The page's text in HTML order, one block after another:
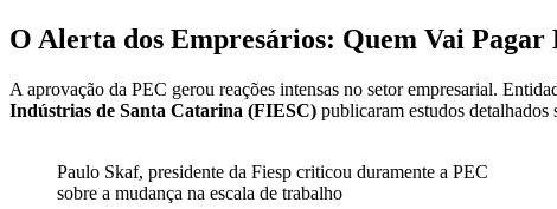
O Alerta dos Empresários: Quem Vai Pagar
A aprovação da PEC gerou reações intensas no setor empresarial.
Indústrias de Santa Catarina (FIESC) publicaram estudos
Paulo Skaf, presidente da Fiesp criticou duramente a PEC
sobre a mudança na escala de trabalho